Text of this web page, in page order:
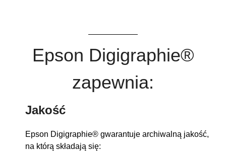
Epson Digigraphie®
zapewnia:
Jakość
Epson Digigraphie® gwarantuje archiwalną jakość,
na którą składają się: